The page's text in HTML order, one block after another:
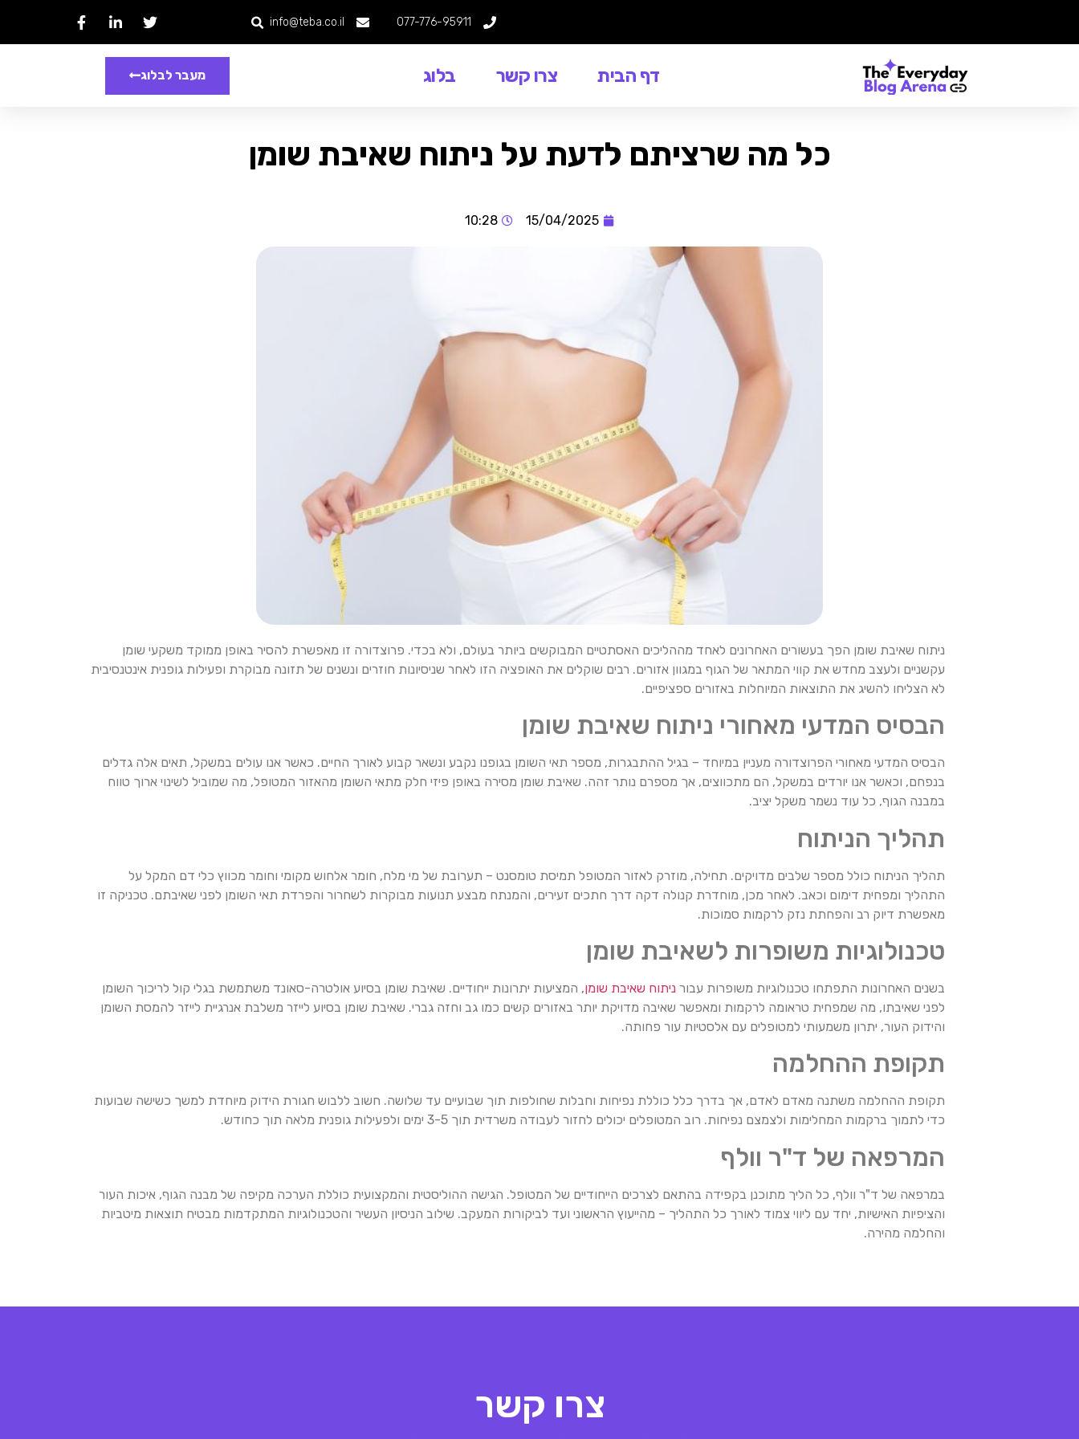
077-776-95911
info@teba.co.il
דף הבית צרו קשר בלוג מעבר לבלוג
כל מה שרציתם לדעת על ניתוח שאיבת שומן
15/04/2025
10:28
ניתוח שאיבת שומן הפך בעשורים האחרונים לאחד מההליכים האסתטיים המבוקשים ביותר בעולם, ולא בכדי. פרוצדורה זו מאפשרת להסיר באופן ממוקד משקעי שומן
עקשניים ולעצב מחדש את קווי המתאר של הגוף במגוון אזורים. רבים שוקלים את האופציה הזו לאחר שניסיונות חוזרים ונשנים של תזונה מבוקרת ופעילות גופנית אינטנסיבית
לא הצליחו להשיג את התוצאות המיוחלות באזורים ספציפיים.
הבסיס המדעי מאחורי ניתוח שאיבת שומן
הבסיס המדעי מאחורי הפרוצדורה מעניין במיוחד – בגיל ההתבגרות, מספר תאי השומן בגופנו נקבע ונשאר קבוע לאורך החיים. כאשר אנו עולים במשקל, תאים אלה גדלים
בנפחם, וכאשר אנו יורדים במשקל, הם מתכווצים, אך מספרם נותר זהה. שאיבת שומן מסירה באופן פיזי חלק מתאי השומן מהאזור המטופל, מה שמוביל לשינוי ארוך טווח
במבנה הגוף, כל עוד נשמר משקל יציב.
תהליך הניתוח
תהליך הניתוח כולל מספר שלבים מדויקים. תחילה, מוזרק לאזור המטופל תמיסת טומסנט – תערובת של מי מלח, חומר אלחוש מקומי וחומר מכווץ כלי דם המקל על
התהליך ומפחית דימום וכאב. לאחר מכן, מוחדרת קנולה דקה דרך חתכים זעירים, והמנתח מבצע תנועות מבוקרות לשחרור והפרדת תאי השומן לפני שאיבתם. טכניקה זו
מאפשרת דיוק רב והפחתת נזק לרקמות סמוכות.
טכנולוגיות משופרות לשאיבת שומן
בשנים האחרונות התפתחו טכנולוגיות משופרות עבור ניתוח שאיבת שומן, המציעות יתרונות ייחודיים. שאיבת שומן בסיוע אולטרה-סאונד משתמשת בגלי קול לריכוך השומן
לפני שאיבתו, מה שמפחית טראומה לרקמות ומאפשר שאיבה מדויקת יותר באזורים קשים כמו גב וחזה גברי. שאיבת שומן בסיוע לייזר משלבת אנרגיית לייזר להמסת השומן
והידוק העור, יתרון משמעותי למטופלים עם אלסטיות עור פחותה.
תקופת ההחלמה
תקופת ההחלמה משתנה מאדם לאדם, אך בדרך כלל כוללת נפיחות וחבלות שחולפות תוך שבועיים עד שלושה. חשוב ללבוש חגורת הידוק מיוחדת למשך כשישה שבועות
כדי לתמוך ברקמות המחלימות ולצמצם נפיחות. רוב המטופלים יכולים לחזור לעבודה משרדית תוך 3-5 ימים ולפעילות גופנית מלאה תוך כחודש.
המרפאה של ד"ר וולף
במרפאה של ד"ר וולף, כל הליך מתוכנן בקפידה בהתאם לצרכים הייחודיים של המטופל. הגישה ההוליסטית והמקצועית כוללת הערכה מקיפה של מבנה הגוף, איכות העור
והציפיות האישיות, יחד עם ליווי צמוד לאורך כל התהליך – מהייעוץ הראשוני ועד לביקורות המעקב. שילוב הניסיון העשיר והטכנולוגיות המתקדמות מבטיח תוצאות מיטביות
והחלמה מהירה.
צרו קשר